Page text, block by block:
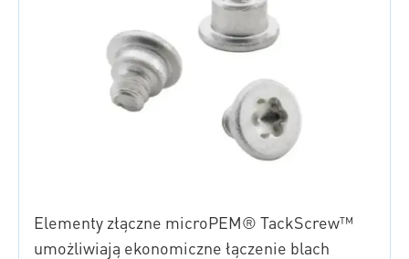
Elementy złączne microPEM® TackScrew™
umożliwiają ekonomiczne łączenie blach